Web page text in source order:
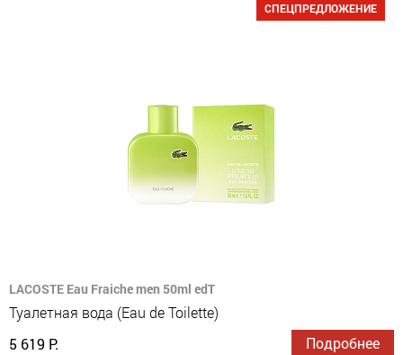
СПЕЦПРЕДЛОЖЕНИЕ
LACOSTE Eau Fraiche men 50ml edT
Туалетная вода (Eau de Toilette)
5 619 Р.
Подробнее